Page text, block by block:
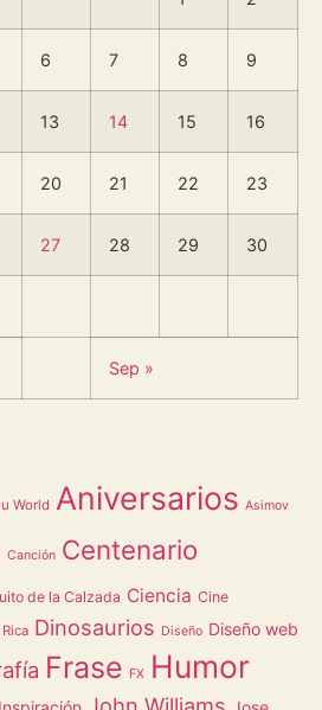
6 7 8 9
13 14 15 16
20 21 22 23
27 28 29 30
Sep »
World Aniversarios Asimov
Canción Centenario
de la Calzada Ciencia Cine
Dinosaurios Diseño Diseño web
Frase FX Humor
John Williams